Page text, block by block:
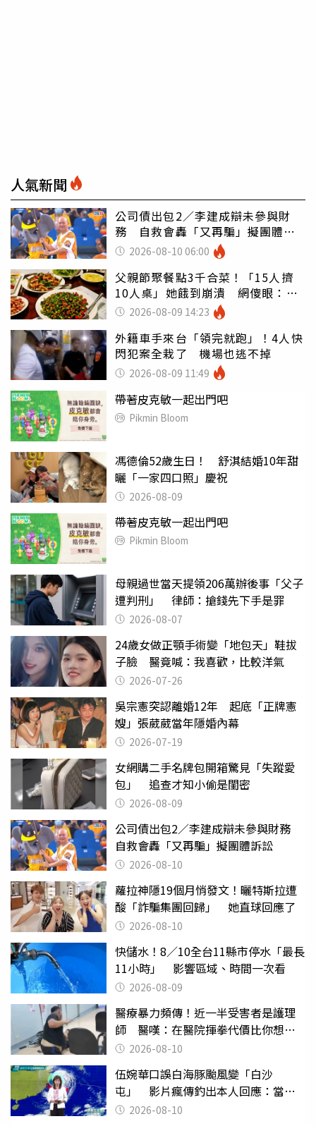
人氣新聞
公司債出包2／李建成辯未參與財
務 自救會轟「又再騙」擬團體訴
訟 2026-08-10 06:00
父親節聚餐點3千合菜！「15人擠
10人桌」她餓到崩潰 網傻眼：讓
店家看笑話
2026-08-09 14:23
外籍車手來台「領完就跑」！4人快
閃犯案全栽了 機場也逃不掉
2026-08-09 11:49
帶著皮克敏一起出門吧
Pikmin Bloom
馮德倫52歲生日！ 舒淇結婚10年甜
曬「一家四口照」慶祝
2026-08-09
帶著皮克敏一起出門吧
Pikmin Bloom
母親過世當天提領206萬辦後事「父子
遭判刑」 律師：搶錢先下手是罪
2026-08-07
24歲女做正顎手術變「地包天」鞋拔
子臉 醫竟喊：我喜歡，比較洋氣
2026-07-26
吳宗憲突認離婚12年 起底「正牌憲
嫂」張葳葳當年隱婚內幕
2026-07-19
女網購二手名牌包開箱驚見「失蹤愛
包」 追查才知小偷是閨密
2026-08-09
公司債出包2／李建成辯未參與財務
自救會轟「又再騙」擬團體訴訟
2026-08-10
蘿拉神隱19個月悄發文！曬特斯拉遭
酸「詐騙集團回歸」 她直球回應了
2026-08-10
快儲水！8／10全台11縣市停水「最長
11小時」 影響區域、時間一次看
2026-08-09
醫療暴力頻傳！近一半受害者是護理
師 醫嘆：在醫院揮拳代價比你想像
的還要大
2026-08-10
伍婉華口誤白海豚颱風變「白沙
屯」 影片瘋傳釣出本人回應：當下
懊惱到現在
2026-08-10